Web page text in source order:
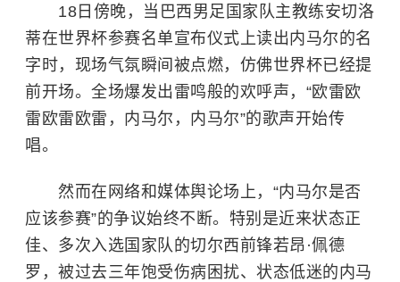
18日傍晚，当巴西男足国家队主教练安切洛
蒂在世界杯参赛名单宣布仪式上读出内马尔的名
字时，现场气氛瞬间被点燃，仿佛世界杯已经提
前开场。全场爆发出雷鸣般的欢呼声，“欧雷欧
雷欧雷欧雷，内马尔，内马尔”的歌声开始传
唱。
然而在网络和媒体舆论场上，“内马尔是否
应该参赛”的争议始终不断。特别是近来状态正
佳、多次入选国家队的切尔西前锋若昂·佩德
罗，被过去三年饱受伤病困扰、状态低迷的内马